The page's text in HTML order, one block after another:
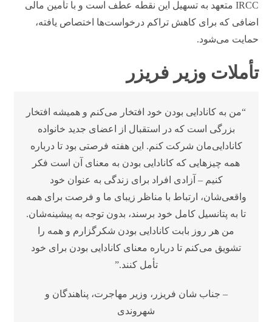
IRCC متعهد به تسهیل این نقطه عطف است و با تأمین مالی
اضافی که برای کاهش تراکم درخواست‌ها اختصاص یافته،
حمایت می‌شود.
تأملات وزیر فریزر
“من به کانادایی بودن خود افتخار می‌کنم و همیشه افتخار
بزرگی است که در استقبال از اعضای جدید خانواده
کانادایی‌مان شرکت کنم. این هفته فرصتی بود تا درباره
همه چیزهایی که کانادایی بودن به معنای آن است فکر
کنیم – آزادی افراد برای زندگی به عنوان خود
واقعی‌شان، ارتباط با مناظر زیبای ما و فرصت برای همه
تا به پتانسیل کامل خود برسند، بدون توجه به پیشینه‌شان.
من هر روز بابت کانادایی بودن شکرگزارم و همه را
تشویق می‌کنم تا درباره معنای کانادایی بودن برای خود
تأمل کنند.”
– جناب شان فریزر، وزیر مهاجرت، پناهندگان و
شهروندی